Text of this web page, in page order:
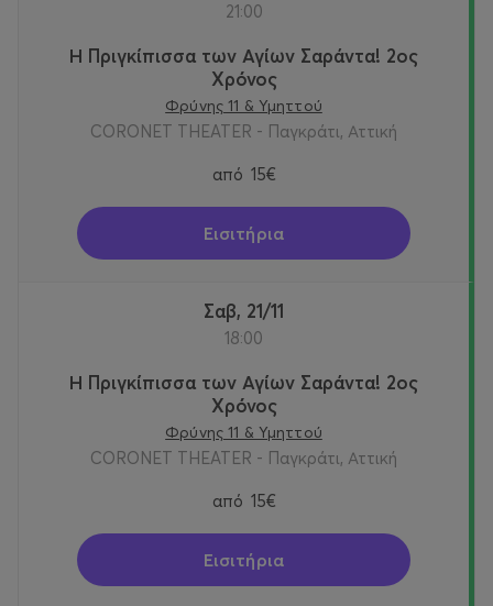
21:00
Η Πριγκίπισσα των Αγίων Σαράντα! 2oς
Χρόνος
Φρύνης 11 & Υμηττού
CORONET THEATER - Παγκράτι, Αττική
από 15€
Εισιτήρια
Σαβ, 21/11
18:00
Η Πριγκίπισσα των Αγίων Σαράντα! 2oς
Χρόνος
Φρύνης 11 & Υμηττού
CORONET THEATER - Παγκράτι, Αττική
από 15€
Εισιτήρια